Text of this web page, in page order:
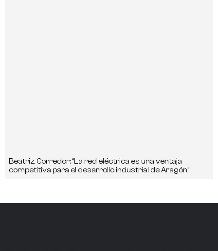
Beatriz Corredor: “La red eléctrica es una ventaja
competitiva para el desarrollo industrial de Aragón”